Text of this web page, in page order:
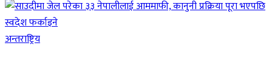
अन्तराष्ट्रिय